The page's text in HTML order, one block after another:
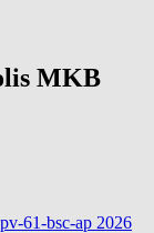
MKB
61-bsc-ap 2026